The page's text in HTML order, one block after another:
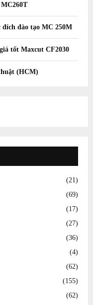
đích đào tạo MC 250M
tốt Maxcut CF2030
(HCM)
(21)
(69)
(17)
(27)
(36)
(4)
(62)
(155)
(62)